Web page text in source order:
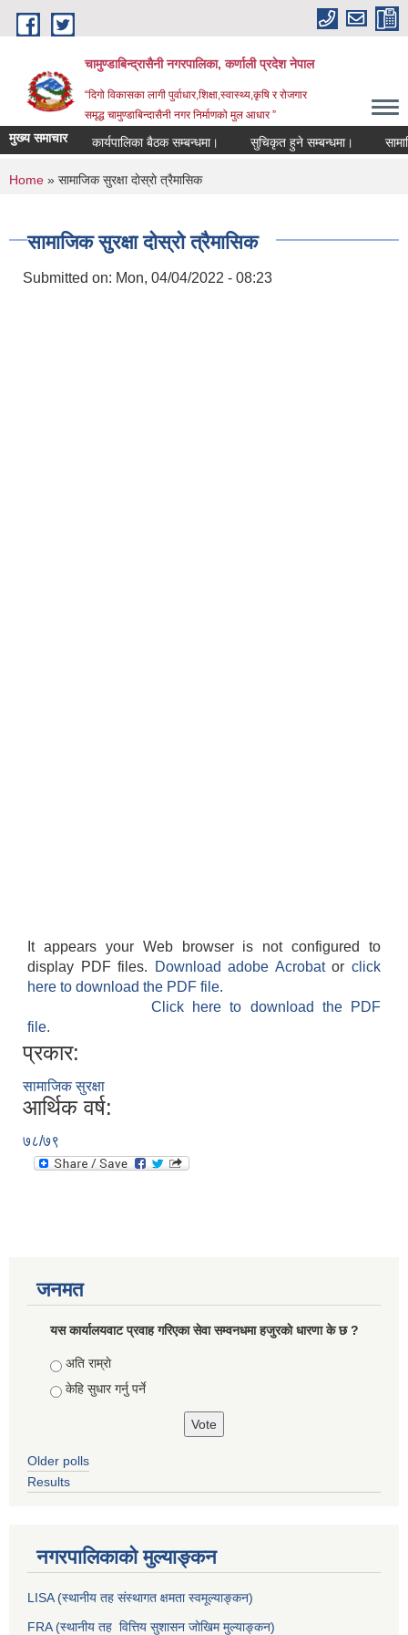
Skip to main content
चामुण्डाबिन्द्रासैनी नगरपालिका, कर्णाली प्रदेश नेपाल
“दिगो विकासका लागी पुर्वाधार,शिक्षा,स्वास्थ्य,कृषि र रोजगार
समृद्ध चामुण्डाबिन्दासैनी नगर निर्माणको मुल आधार ”
मुख्य समाचार कार्यपालिका बैठक सम्बन्धमा। सुचिकृत हुने सम्बन्धमा।
You are here
Home » सामाजिक सुरक्षा दाेस्राे त्रैमासिक
सामाजिक सुरक्षा दाेस्राे त्रैमासिक
Submitted on: Mon, 04/04/2022 - 08:23
It appears your Web browser is not configured to
display PDF files.
Download adobe Acrobatorclick
here to download the PDF file.
Click here to download the PDF
file.
प्रकार:
सामाजिक सुरक्षा
आर्थिक वर्ष:
७८/७९
जनमत
यस कार्यालयवाट प्रवाह गरिएका सेवा सम्वनधमा हजुरकाे धारणा के छ ?
Choices
अति राम्राे
केहि सुधार गर्नु पर्ने
Older polls
Results
नगरपालिकाको मुल्याङ्कन
LISA (स्थानीय तह संस्थागत क्षमता स्वमूल्याङ्कन)
FRA (स्थानीय तह वित्तिय सुशासन जोखिम मुल्याङ्कन)